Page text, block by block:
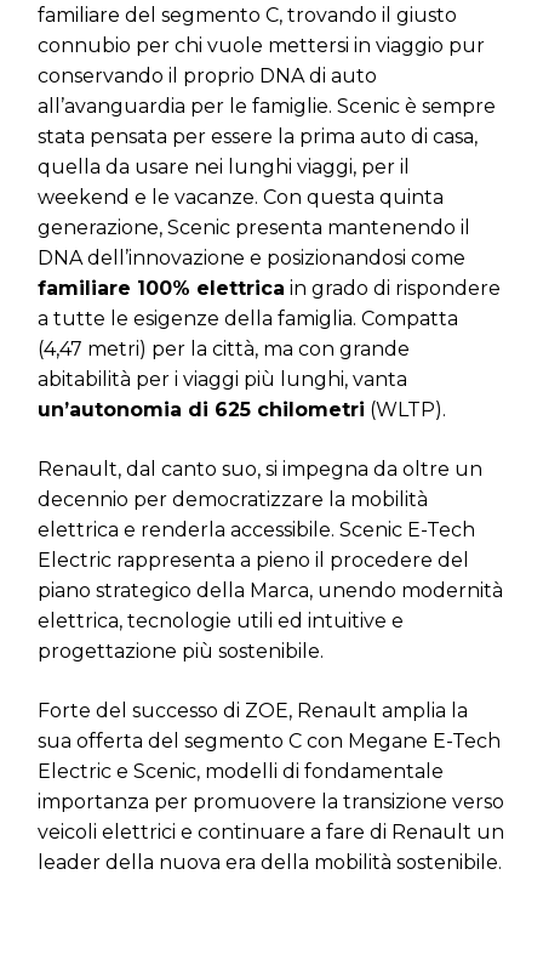
familiare del segmento C, trovando il giusto
connubio per chi vuole mettersi in viaggio pur
conservando il proprio DNA di auto
all’avanguardia per le famiglie. Scenic è sempre
stata pensata per essere la prima auto di casa,
quella da usare nei lunghi viaggi, per il
weekend e le vacanze. Con questa quinta
generazione, Scenic presenta mantenendo il
DNA dell’innovazione e posizionandosi come
familiare 100% elettrica in grado di rispondere
a tutte le esigenze della famiglia. Compatta
(4,47 metri) per la città, ma con grande
abitabilità per i viaggi più lunghi, vanta
un’autonomia di 625 chilometri (WLTP).
Renault, dal canto suo, si impegna da oltre un
decennio per democratizzare la mobilità
elettrica e renderla accessibile. Scenic E-Tech
Electric rappresenta a pieno il procedere del
piano strategico della Marca, unendo modernità
elettrica, tecnologie utili ed intuitive e
progettazione più sostenibile.
Forte del successo di ZOE, Renault amplia la
sua offerta del segmento C con Megane E-Tech
Electric e Scenic, modelli di fondamentale
importanza per promuovere la transizione verso
veicoli elettrici e continuare a fare di Renault un
leader della nuova era della mobilità sostenibile.